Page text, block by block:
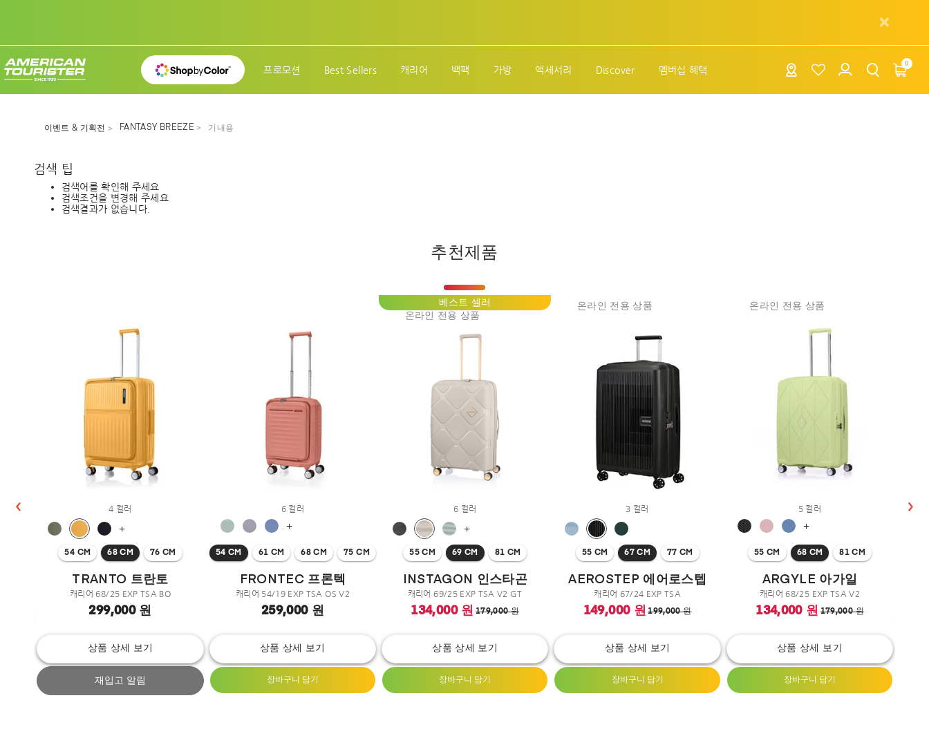
0
프로모션 Best Sellers 캐리어 백팩 가방 액세서리 Discover 멤버십 혜택
이벤트 & 기획전 FANTASY BREEZE 기내용
검색 팁
검색어를 확인해 주세요
검색조건을 변경해 주세요
검색결과가 없습니다.
추천제품
4 컬러
+
54 CM 68 CM 76 CM
TRANTO 트란토
캐리어 68/25 EXP TSA BO
299,000 원
상품 상세 보기
재입고 알림
6 컬러
+
54 CM 61 CM 68 CM 75 CM
FRONTEC 프론텍
캐리어 54/19 EXP TSA OS V2
259,000 원
상품 상세 보기
장바구니 담기
온라인 전용 상품
베스트 셀러
6 컬러
+
55 CM 69 CM 81 CM
INSTAGON 인스타곤
캐리어 69/25 EXP TSA V2 GT
134,000 원 179,000 원
상품 상세 보기
장바구니 담기
온라인 전용 상품
3 컬러
55 CM 67 CM 77 CM
AEROSTEP 에어로스텝
캐리어 67/24 EXP TSA
149,000 원 199,000 원
상품 상세 보기
장바구니 담기
온라인 전용 상품
5 컬러
+
55 CM 68 CM 81 CM
ARGYLE 아가일
캐리어 68/25 EXP TSA V2
134,000 원 179,000 원
상품 상세 보기
장바구니 담기